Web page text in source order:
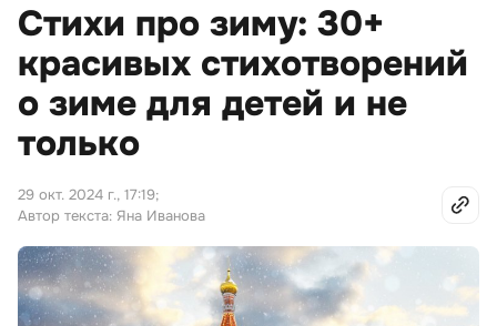
Стихи про зиму: 30+
красивых стихотворений
о зиме для детей и не
только
29 окт. 2024 г., 17:19;
Автор текста: Яна Иванова